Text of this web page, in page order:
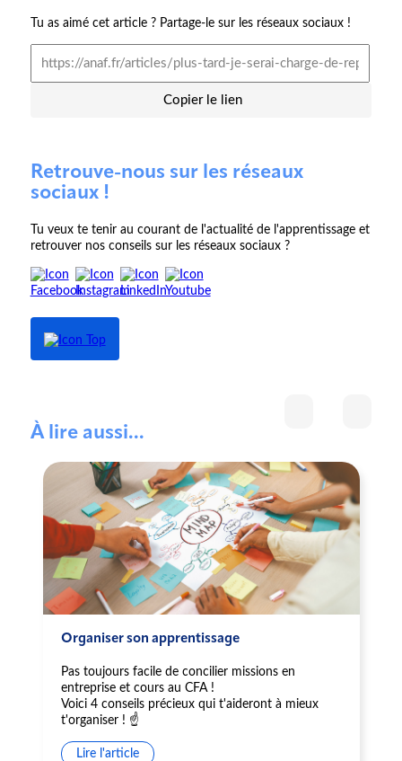
Tu as aimé cet article ? Partage-le sur les réseaux sociaux !
Copier le lien
Retrouve-nous sur les réseaux
sociaux !
Tu veux te tenir au courant de l'actualité de l'apprentissage et
retrouver nos conseils sur les réseaux sociaux ?
À lire aussi...
Organiser son apprentissage
Pas toujours facile de concilier missions en
entreprise et cours au CFA !
Voici 4 conseils précieux qui t'aideront à mieux
t'organiser ! ☝️
Lire l'article